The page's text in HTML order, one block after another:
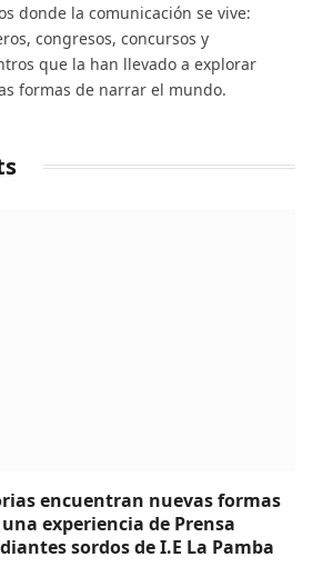
donde la comunicación se vive:
congresos, concursos y
que la han llevado a explorar
formas de narrar el mundo.
encuentran nuevas formas
experiencia de Prensa
sordos de I.E La Pamba